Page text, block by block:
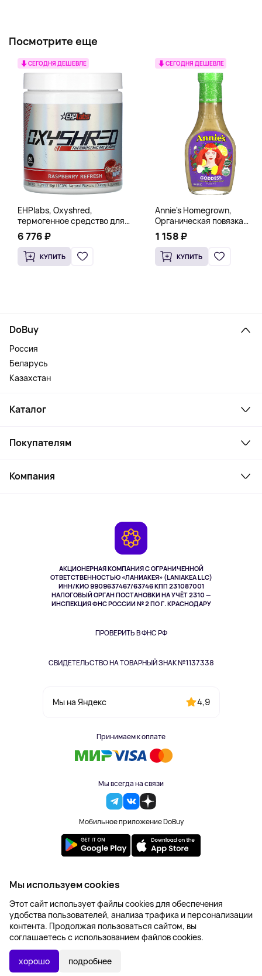
УТОЧНИТЬ НАЛИЧИЕ
Посмотрите еще
СЕГОДНЯ ДЕШЕВЛЕ
EHPlabs, Oxyshred,
термогенное средство для
сжигания жира, малиновое
освежение, 318 г (11,2 унции)
6 776 ₽
КУПИТЬ
СЕГОДНЯ ДЕШЕВЛЕ
Annie's Homegrown,
Органическая повязка
«Богиня», 236 мл (8 жидк.
унц.)
1 158 ₽
КУПИТЬ
АКЦИОНЕРНАЯ КОМПАНИЯ С ОГРАНИЧЕННОЙ
ОТВЕТСТВЕННОСТЬЮ «ЛАНИАКЕЯ» (LANIAKEA LLC)
ИНН/КИО 9909637467/63746 КПП 231087001
НАЛОГОВЫЙ ОРГАН ПОСТАНОВКИ НА УЧЁТ 2310 —
ИНСПЕКЦИЯ ФНС РОССИИ № 2 ПО Г. КРАСНОДАРУ
ПРОВЕРИТЬ В ФНС РФ
СВИДЕТЕЛЬСТВО НА ТОВАРНЫЙ ЗНАК №1137338
Мы на Яндекс 4,9
Принимаем к оплате
Мы всегда на связи
Мобильное приложение DoBuy
DoBuy
Россия
Беларусь
Казахстан
Каталог
Ноутбуки, мониторы, VR
Косметика и уход
Здоровье питомцев
Одежда и аксессуары
Покупателям
Как заказать
Компания
2023-2026 © DoBuy. Все права защищены
Правила обработки персональных данных
Пользовательское соглашение
Оферта
Создание сайта – NetLab
Мы используем cookies
Этот сайт использует файлы cookies для обеспечения
удобства пользователей, анализа трафика и персонализации
контента. Продолжая пользоваться сайтом, вы
соглашаетесь с использованием файлов cookies.
хорошо подробнее